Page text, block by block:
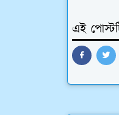
এই